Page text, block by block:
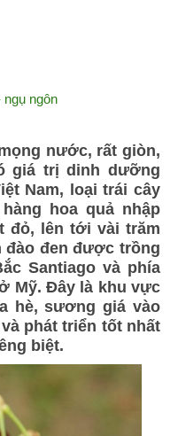
ngôn
nước, rất giòn,
giá trị dinh dưỡng
Nam, loại trái cây
hoa quả nhập
đỏ, lên tới vài trăm
đào đen được trồng
Santiago và phía
Mỹ. Đây là khu vực
hè, sương giá vào
phát triển tốt nhất
biệt.